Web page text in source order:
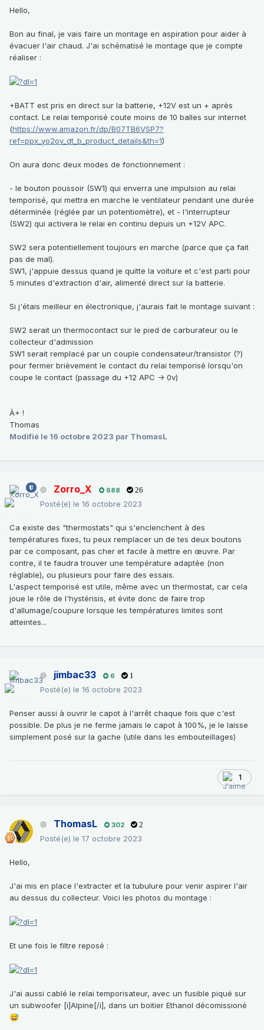
Hello,
Bon au final, je vais faire un montage en aspiration pour aider à
évacuer l'air chaud. J'ai schématisé le montage que je compte
réaliser :
+BATT est pris en direct sur la batterie, +12V est un + après
contact. Le relai temporisé coute moins de 10 balles sur internet
(https://www.amazon.fr/dp/B07TB6VSP7?
ref=ppx_yo2ov_dt_b_product_details&th=1)
On aura donc deux modes de fonctionnement :
- le bouton poussoir (SW1) qui enverra une impulsion au relai
temporisé, qui mettra en marche le ventilateur pendant une durée
déterminée (réglée par un potentiomètre), et - l'interrupteur
(SW2) qui activera le relai en continu depuis un +12V APC.
SW2 sera potentiellement toujours en marche (parce que ça fait
pas de mal).
SW1, j'appuie dessus quand je quitte la voiture et c'est parti pour
5 minutes d'extraction d'air, alimenté direct sur la batterie.
Si j'étais meilleur en électronique, j'aurais fait le montage suivant :
SW2 serait un thermocontact sur le pied de carburateur ou le
collecteur d'admission
SW1 serait remplacé par un couple condensateur/transistor (?)
pour fermer brièvement le contact du relai temporisé lorsqu'on
coupe le contact (passage du +12 APC -> 0v)
À+ !
Thomas
Modifié le 16 octobre 2023 par ThomasL
Zorro_X 688 26
Posté(e) le 16 octobre 2023
Ca existe des "thermostats" qui s'enclenchent à des
températures fixes, tu peux remplacer un de tes deux boutons
par ce composant, pas cher et facile à mettre en œuvre. Par
contre, il te faudra trouver une température adaptée (non
réglable), ou plusieurs pour faire des essais.
L'aspect temporisé est utile, même avec un thermostat, car cela
joue le rôle de l'hystérisis, et évite donc de faire trop
d'allumage/coupure lorsque les températures limites sont
atteintes...
jimbac33 6 1
Posté(e) le 16 octobre 2023
Penser aussi à ouvrir le capot à l'arrêt chaque fois que c'est
possible. De plus je ne ferme jamais le capot à 100%, je le laisse
simplement posé sur la gache (utile dans les embouteillages)
1
ThomasL 302 2
Posté(e) le 17 octobre 2023
Hello,
J'ai mis en place l'extracter et la tubulure pour venir aspirer l'air
au dessus du collecteur. Voici les photos du montage :
Et une fois le filtre reposé :
J'ai aussi cablé le relai temporisateur, avec un fusible piqué sur
un subwoofer [i]Alpine[/i], dans un boitier Ethanol décomissioné
😅